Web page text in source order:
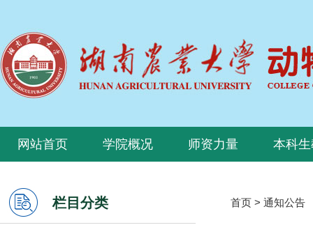
网站首页 学院概况 师资力量 本科
栏目分类 首页 > 通知公告